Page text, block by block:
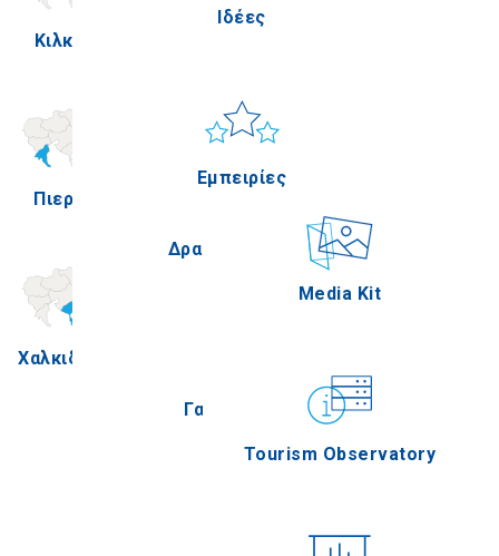
Κιλκίς
Πιερία
Χαλκιδική
Δραστηριότητες
Γαστρονομία
Media Kit
Tourism Observatory
Ιδέες
Εμπειρίες